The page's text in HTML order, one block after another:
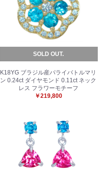
SOLD OUT.
K18YG ブラジル産パライバトルマリ
ン 0.24ct ダイヤモンド 0.11ct ネック
レス フラワーモチーフ
￥219,800